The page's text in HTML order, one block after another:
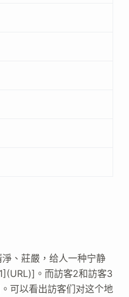
、莊嚴，给人一种宁静
。而訪客2和訪客3
可以看出訪客们对这个地